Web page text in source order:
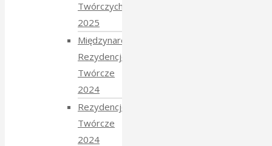
Twórczych
2025
Międzynarodowe
Rezydencje
Twórcze
2024
Rezydencje
Twórcze
2024